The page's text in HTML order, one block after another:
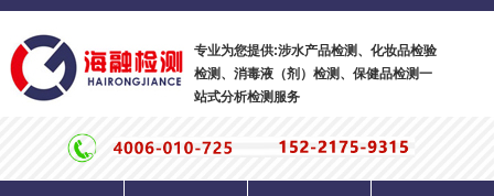
专业为您提供:涉水产品检测、化妆品检验
检测、消毒液（剂）检测、保健品检测一
站式分析检测服务